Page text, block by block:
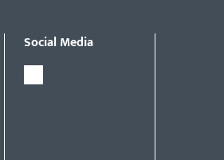
Social Media